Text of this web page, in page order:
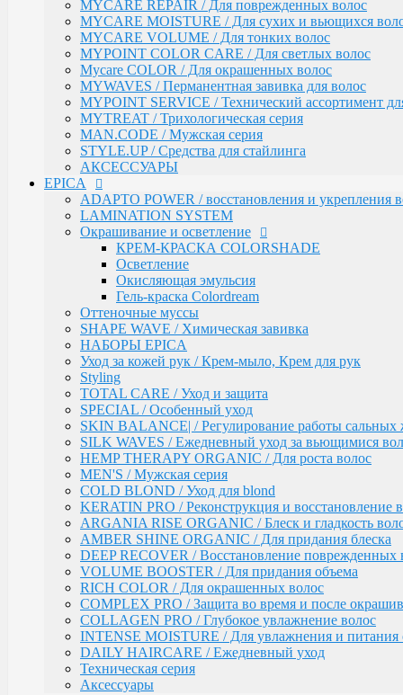
КРЕМ-КРАСКА COLORSHADE
Осветление
Окисляющая эмульсия
Гель-краска Colordream
Оттеночные муссы
SHAPE WAVE / Химическая завивка
НАБОРЫ EPICA
Уход за кожей рук / Крем-мыло, Крем для рук
Styling
TOTAL CARE / Уход и защита
SPECIAL / Особенный уход
SKIN BALANCE| / Регулирование работы сальных
SILK WAVES / Ежедневный уход за вьющимися
HEMP THERAPY ORGANIC / Для роста волос
MEN'S / Мужская серия
COLD BLOND / Уход для blond
KERATIN PRO / Реконструкция и восстановление
ARGANIA RISE ORGANIC / Блеск и гладкость волос
AMBER SHINE ORGANIC / Для придания блеска
DEEP RECOVER / Восстановление поврежденных
VOLUME BOOSTER / Для придания объема
RICH COLOR / Для окрашенных волос
COMPLEX PRO / Защита во время и после
COLLAGEN PRO / Глубокое увлажнение волос
INTENSE MOISTURE / Для увлажнения и питания
DAILY HAIRCARE / Ежедневный уход
Техническая серия
Аксессуары
Ollin
PINK DREAM / Линия тонирующих средств для
L&P SYSTEM / Липидная система глубокого
НАБОРЫ
Anti-Yellow / Для нейтрализации жёлтых оттенков
Salon Beauty / Уход для увлажнения, питания и
Ultimate Care / Уход для окрашенных, поврежденных
Basic Line / Салонная линия по уходу за волосами
Bionika / Комплексный уход для волос и кожи головы
BIONIKA - От корней до кончиков
BIONIKA - Питание и блеск
BIONIKA - Плотность волос
BIONIKA - Против выпадения волос
BIONIKA - Реконструктор
BIONIKA - Экстра увлажнение
MYCARE REPAIR / Для поврежденных волос
MYCARE MOISTURE / Для сухих и вьющихся
MYCARE VOLUME / Для тонких волос
MYPOINT COLOR CARE / Для светлых волос
Mycare COLOR / Для окрашенных волос
MYWAVES / Перманентная завивка для волос
MYPOINT SERVICE / Технический ассортимент
MYTREAT / Трихологическая серия
MAN.CODE / Мужская серия
STYLE.UP / Средства для стайлинга
АКСЕССУАРЫ
EPICA
ADAPTO POWER / восстановления и укрепления
LAMINATION SYSTEM
Окрашивание и осветление
КРЕМ-КРАСКА COLORSHADE
Осветление
Окисляющая эмульсия
Гель-краска Colordream
Оттеночные муссы
SHAPE WAVE / Химическая завивка
НАБОРЫ EPICA
Уход за кожей рук / Крем-мыло, Крем для рук
Styling
TOTAL CARE / Уход и защита
SPECIAL / Особенный уход
SKIN BALANCE| / Регулирование работы сальных
SILK WAVES / Ежедневный уход за вьющимися
HEMP THERAPY ORGANIC / Для роста волос
MEN'S / Мужская серия
COLD BLOND / Уход для blond
KERATIN PRO / Реконструкция и восстановление
ARGANIA RISE ORGANIC / Блеск и гладкость
AMBER SHINE ORGANIC / Для придания блеска
DEEP RECOVER / Восстановление поврежденных
VOLUME BOOSTER / Для придания объема
RICH COLOR / Для окрашенных волос
COMPLEX PRO / Защита во время и после
COLLAGEN PRO / Глубокое увлажнение волос
INTENSE MOISTURE / Для увлажнения и питания
DAILY HAIRCARE / Ежедневный уход
Техническая серия
Аксессуары